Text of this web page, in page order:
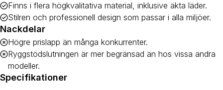
Finns i flera högkvalitativa material, inklusive äkta läder.
Stilren och professionell design som passar i alla miljöer.
Nackdelar
Högre prislapp än många konkurrenter.
Ryggstödslutningen är mer begränsad än hos vissa andra
modeller.
Specifikationer